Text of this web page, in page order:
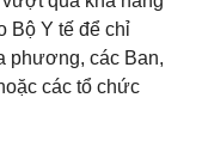
Bộ Y tế để chỉ
phương, các Ban,
các tổ chức